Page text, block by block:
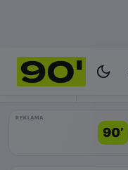
PROGRAM 17:30
REKLAMA
90’